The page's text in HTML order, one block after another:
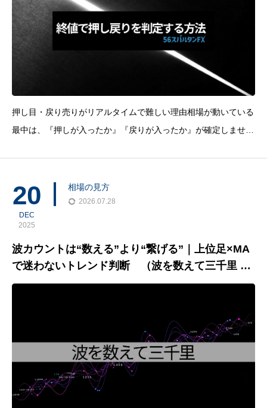
押し目・戻り売りがリアルタイムで難しい理由相場が動いている
最中は、『押しが入ったか』『戻りが入ったか』が確定しませ
は、その間でブレて『読み違いの損切り』が
20
DEC
2025
相場の見方
2026.07.28
波カウントは“数える”より“繋げる”｜上位足×MA
で迷わないトレンド判断 （波を数えて三千里 vo
l.33）